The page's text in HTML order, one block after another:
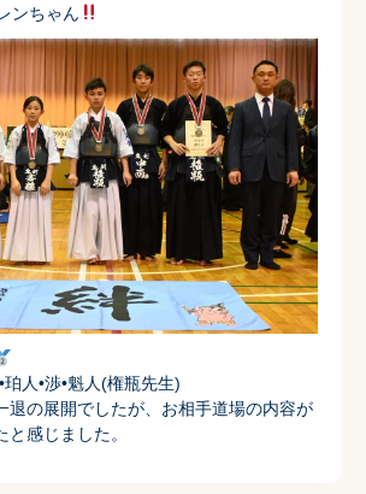
ンちゃん
珀人•渉•魁人(権瓶先生)
退の展開でしたが、お相手道場の内容が
感じました。